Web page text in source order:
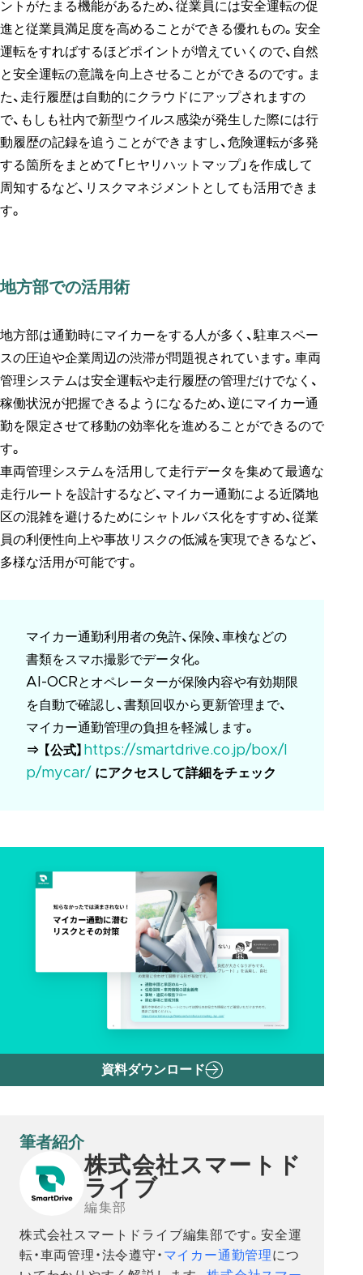
ントがたまる機能があるため、従業員には安全運転の促
進と従業員満足度を高めることができる優れもの。安全
運転をすればするほどポイントが増えていくので、自然
と安全運転の意識を向上させることができるのです。ま
た、走行履歴は自動的にクラウドにアップされますの
で、もしも社内で新型ウイルス感染が発生した際には行
動履歴の記録を追うことができますし、危険運転が多発
する箇所をまとめて「ヒヤリハットマップ」を作成して
周知するなど、リスクマネジメントとしても活用できま
す。
地方部での活用術
地方部は通勤時にマイカーをする人が多く、駐車スペー
スの圧迫や企業周辺の渋滞が問題視されています。車両
管理システムは安全運転や走行履歴の管理だけでなく、
稼働状況が把握できるようになるため、逆にマイカー通
勤を限定させて移動の効率化を進めることができるので
す。
車両管理システムを活用して走行データを集めて最適な
走行ルートを設計するなど、マイカー通勤による近隣地
区の混雑を避けるためにシャトルバス化をすすめ、従業
員の利便性向上や事故リスクの低減を実現できるなど、
多様な活用が可能です。
マイカー通勤利用者の免許、保険、車検などの
書類をスマホ撮影でデータ化。
AI-OCRとオペレーターが保険内容や有効期限
を自動で確認し、書類回収から更新管理まで、
マイカー通勤管理の負担を軽減します。
⇒ 【公式】 https://smartdrive.co.jp/box/l
p/mycar/ にアクセスして詳細をチェック
資料ダウンロード
筆者紹介
株式会社スマートド
ライブ
編集部
株式会社スマートドライブ編集部です。安全運
転・車両管理・法令遵守・ マイカー通勤管理につ